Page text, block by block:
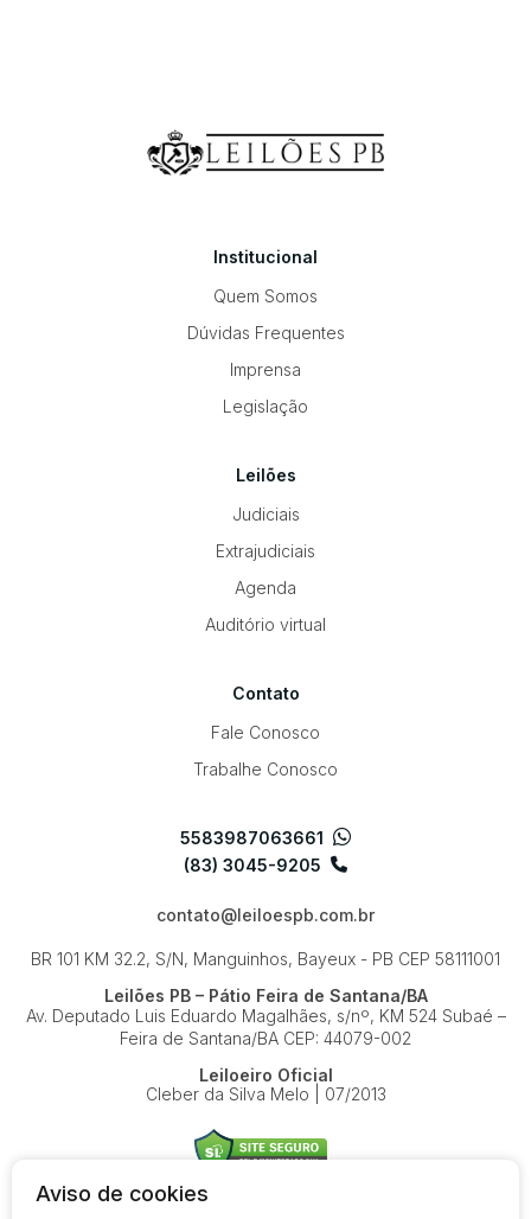
Institucional
Quem Somos
Dúvidas Frequentes
Imprensa
Legislação
Leilões
Judiciais
Extrajudiciais
Agenda
Auditório virtual
Contato
Fale Conosco
Trabalhe Conosco
5583987063661
(83) 3045-9205
contato@leiloespb.com.br
BR 101 KM 32.2, S/N, Manguinhos, Bayeux - PB CEP 58111001
Leilões PB – Pátio Feira de Santana/BA
Av. Deputado Luis Eduardo Magalhães, s/nº, KM 524Subaé –
Feira de Santana/BA CEP: 44079-002
Leiloeiro Oficial
Cleber da Silva Melo | 07/2013
Aviso de cookies